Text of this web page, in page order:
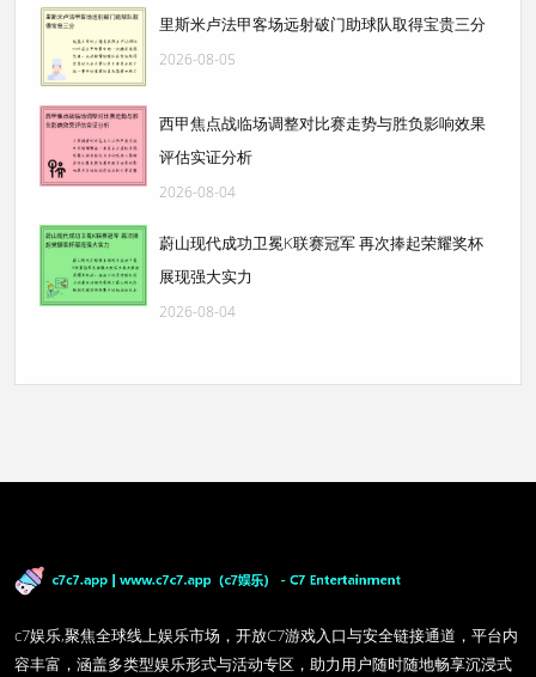
里斯米卢法甲客场远射破门助球队取得宝贵三分
2026-08-05
西甲焦点战临场调整对比赛走势与胜负影响效果
评估实证分析
2026-08-04
蔚山现代成功卫冕K联赛冠军 再次捧起荣耀奖杯
展现强大实力
2026-08-04
c7娱乐,聚焦全球线上娱乐市场，开放C7游戏入口与安全链接通道，平台内
容丰富，涵盖多类型娱乐形式与活动专区，助力用户随时随地畅享沉浸式